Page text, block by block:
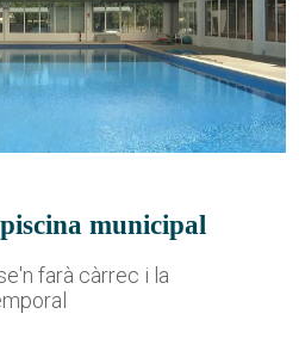
municipal
farà càrrec i la